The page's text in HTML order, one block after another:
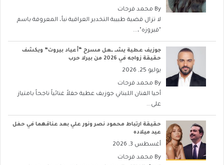
By محمد فرحات
لا تزال قضية طبيبة التخدير العراقية نبأ، المعروفة باسم
"فيروزه"،...
جوزيف عطية يشــ ــعل مسرح “أعياد بيروت” ويكشف
حقيقة زواجه في 2026 من بيرلا حرب
يوليو 25, 2026
By محمد فرحات
أحيا الفنان اللبناني جوزيف عطية حفلاً غنائياً ناجحاً بامتياز
على...
حقيقة ارتباط محمود نصر ونور علي بعد عناقهما في حفل
عيد ميلاده
أغسطس 3, 2026
By محمد فرحات